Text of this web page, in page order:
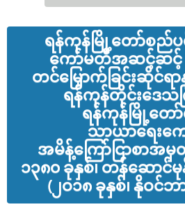
ရန်ကုန်မြို့‌တော်စည်ပ
ကော်မတီအဆင့်ဆင့်
တင်မြှောက်ခြင်းဆိုင်ရာ
ရန်ကုန်တိုင်း‌ဒေသ
ရန်ကုန်မြို့‌တေ
သာယာ‌ရေး‌က
အမိန့်‌ကြော်ငြာစာအမှ
၁၃၈၀ ခုနှစ်၊ တန်ဆောင်
(၂ဝ၁၈ ခုနှစ်၊ နိုဝင်